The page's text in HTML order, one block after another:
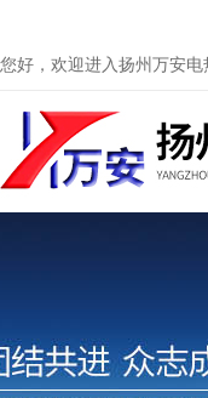
您好，欢迎进入扬州万安电